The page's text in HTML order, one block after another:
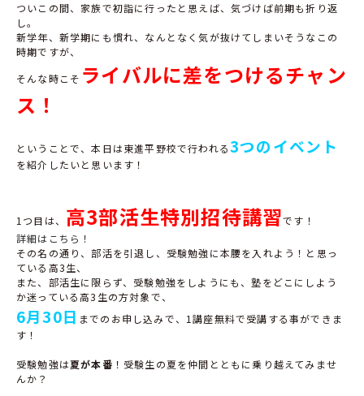
ついこの間、家族で初詣に行ったと思えば、気づけば前期も折り返
し。
新学年、新学期にも慣れ、なんとなく気が抜けてしまいそうなこの
時期ですが、
そんな時こそ ライバルに差をつけるチャン
ス！
ということで、本日は東進平野校で行われる3つのイベント
を紹介したいと思います！
1 つ目は、 高3部活生特別招待講習です！
詳細はこちら！
その名の通り、部活を引退し、受験勉強に本腰を入れよう！と思っ
ている高3生、
また、部活生に限らず、受験勉強をしようにも、塾をどこにしよう
か迷っている高3 生の方対象で、
6月30日 までのお申し込みで、 1講座無料で受講する事ができま
す！
受験勉強は夏が本番 ！受験生の夏を仲間とともに乗り越えてみませ
んか？